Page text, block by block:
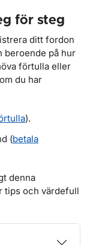
för steg
ditt fordon
beroende på hur
förtulla eller
du har
).
(betala
denna
tips och värdefull